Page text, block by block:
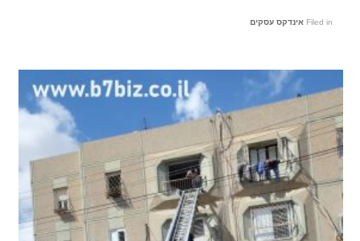
Filed in אינדקס עסקים